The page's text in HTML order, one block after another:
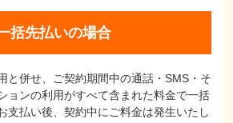
括先払いの場合
と併せ、ご契約期間中の通話・SMS・そ
ョンの利用がすべて含まれた料金で一括
支払い後、契約中にご料金は発生いたし